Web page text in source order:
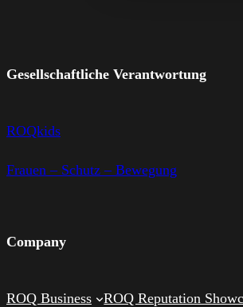
Gesellschaftliche Verantwortung
ROQkids
Frauen – Schutz – Bewegung
Company
ROQ Business
ROQ Reputation